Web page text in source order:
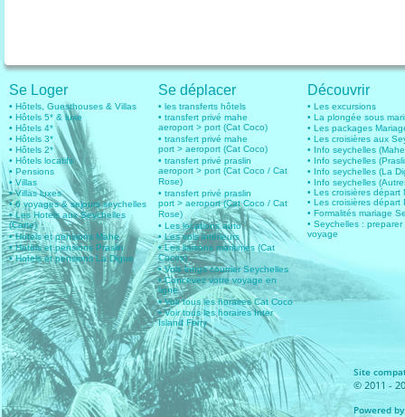
Se Loger
• Hôtels, Guesthouses & Villas
• Hôtels 5* & luxe
• Hôtels 4*
• Hôtels 3*
• Hôtels 2*
• Hôtels locatifs
• Pensions
• Villas
• Villas luxes
• 6 voyages & sejours seychelles
• Les Hotels aux Seychelles
(Carte)
• Hotels et pensions Mahe
• Hotels et pensions Praslin
• Hotels et pensions La Digue
Se déplacer
• les transferts hôtels
• transfert privé mahe
aeroport > port (Cat Coco)
• transfert privé mahe
port > aeroport (Cat Coco)
• transfert privé praslin
aeroport > port (Cat Coco / Cat
Rose)
• transfert privé praslin
port > aeroport (Cat Coco / Cat
Rose)
• Les locations auto
• Les vols intérieurs
• Les liaisons maritimes (Cat
Cocos)
• Vols longs courrier Seychelles
• Concevez votre voyage en
ligne
• Voir tous les horaires Cat Coco
• Voir tous les horaires Inter
Island Ferry
Découvrir
• Les excursions
• La plongée sous
• Les packages
• Les croisières aux
• Info seychelles
• Info seychelles
• Info seychelles (La
• Info seychelles
• Les croisières départ
• Les croisières départ
• Formalités mariage
• Seychelles : preparer
voyage
Site
© 2011 -
Powered by